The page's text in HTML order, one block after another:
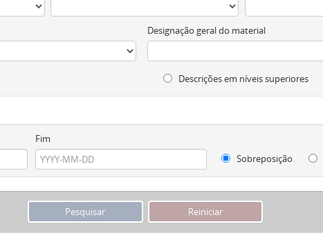
Designação geral do material
Descrições em níveis superiores
Fim
Sobreposição